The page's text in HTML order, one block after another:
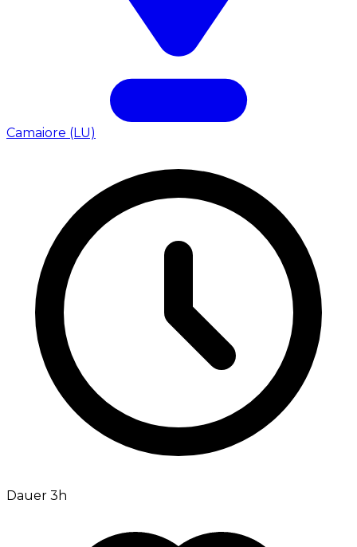
Camaiore (LU)
Dauer 3h